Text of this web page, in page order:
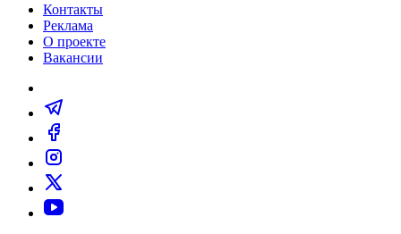
Контакты
Реклама
О проекте
Вакансии